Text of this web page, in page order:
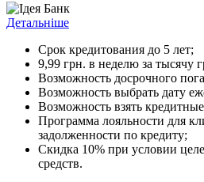
Детальніше
Срок кредитования до 5 лет;
9,99 грн. в неделю за тысячу
Возможность досрочного
Возможность выбрать дату
Возможность взять
Программа лояльности для
задолженности по кредиту;
Скидка 10% при условии
средств.